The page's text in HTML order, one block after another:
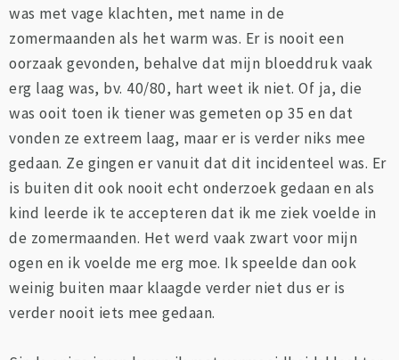
was met vage klachten, met name in de
zomermaanden als het warm was. Er is nooit een
oorzaak gevonden, behalve dat mijn bloeddruk vaak
erg laag was, bv. 40/80, hart weet ik niet. Of ja, die
was ooit toen ik tiener was gemeten op 35 en dat
vonden ze extreem laag, maar er is verder niks mee
gedaan. Ze gingen er vanuit dat dit incidenteel was. Er
is buiten dit ook nooit echt onderzoek gedaan en als
kind leerde ik te accepteren dat ik me ziek voelde in
de zomermaanden. Het werd vaak zwart voor mijn
ogen en ik voelde me erg moe. Ik speelde dan ook
weinig buiten maar klaagde verder niet dus er is
verder nooit iets mee gedaan.